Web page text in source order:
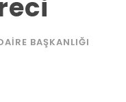
BAŞKANLIĞI